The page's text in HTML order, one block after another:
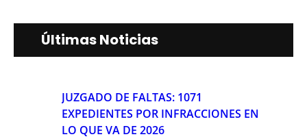
Últimas Noticias
JUZGADO DE FALTAS: 1071
EXPEDIENTES POR INFRACCIONES EN
LO QUE VA DE 2026